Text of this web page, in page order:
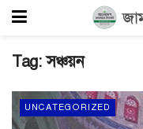
Tag:সঞ্চয়ন
UNCATEGORIZED